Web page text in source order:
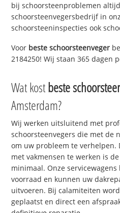
bij schoorsteenproblemen
schoorsteenvegersbedrijf in
schoorsteeninspecties ook
Voor beste schoorsteenveger
2184250! Wij staan 365 dagen
Wat kostbeste
Amsterdam?
Wij werken uitsluitend met
schoorsteenvegers die met de
om uw probleem te verhelpen.
met vakmensen te werken is
minimaal. Onze
voorraad en kunnen uw
uitvoeren. Bij calamiteiten
geplaatst en direct een